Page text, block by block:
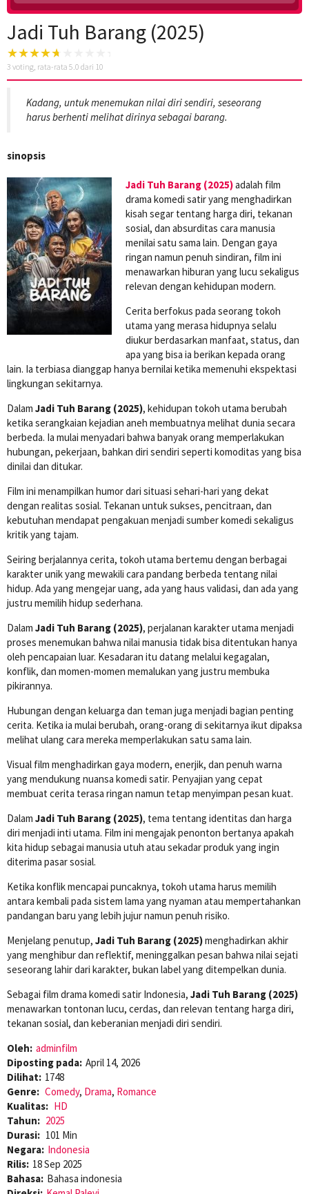
Jadi Tuh Barang (2025)
3 voting, rata-rata 5.0 dari 10
Kadang, untuk menemukan nilai diri sendiri, seseorang
harus berhenti melihat dirinya sebagai barang.
sinopsis
Jadi Tuh Barang (2025)adalah film
drama komedi satir yang menghadirkan
kisah segar tentang harga diri, tekanan
sosial, dan absurditas cara manusia
menilai satu sama lain. Dengan gaya
ringan namun penuh sindiran, film ini
menawarkan hiburan yang lucu sekaligus
relevan dengan kehidupan modern.
Cerita berfokus pada seorang tokoh
utama yang merasa hidupnya selalu
diukur berdasarkan manfaat, status, dan
apa yang bisa ia berikan kepada orang
lain. Ia terbiasa dianggap hanya bernilai ketika memenuhi ekspektasi
lingkungan sekitarnya.
Dalam Jadi Tuh Barang (2025), kehidupan tokoh utama berubah
ketika serangkaian kejadian aneh membuatnya melihat dunia secara
berbeda. Ia mulai menyadari bahwa banyak orang memperlakukan
hubungan, pekerjaan, bahkan diri sendiri seperti komoditas yang bisa
dinilai dan ditukar.
Film ini menampilkan humor dari situasi sehari-hari yang dekat
dengan realitas sosial. Tekanan untuk sukses, pencitraan, dan
kebutuhan mendapat pengakuan menjadi sumber komedi sekaligus
kritik yang tajam.
Seiring berjalannya cerita, tokoh utama bertemu dengan berbagai
karakter unik yang mewakili cara pandang berbeda tentang nilai
hidup. Ada yang mengejar uang, ada yang haus validasi, dan ada yang
justru memilih hidup sederhana.
Dalam Jadi Tuh Barang (2025), perjalanan karakter utama menjadi
proses menemukan bahwa nilai manusia tidak bisa ditentukan hanya
oleh pencapaian luar. Kesadaran itu datang melalui kegagalan,
konflik, dan momen-momen memalukan yang justru membuka
pikirannya.
Hubungan dengan keluarga dan teman juga menjadi bagian penting
cerita. Ketika ia mulai berubah, orang-orang di sekitarnya ikut dipaksa
melihat ulang cara mereka memperlakukan satu sama lain.
Visual film menghadirkan gaya modern, enerjik, dan penuh warna
yang mendukung nuansa komedi satir. Penyajian yang cepat
membuat cerita terasa ringan namun tetap menyimpan pesan kuat.
Dalam Jadi Tuh Barang (2025), tema tentang identitas dan harga
diri menjadi inti utama. Film ini mengajak penonton bertanya apakah
kita hidup sebagai manusia utuh atau sekadar produk yang ingin
diterima pasar sosial.
Ketika konflik mencapai puncaknya, tokoh utama harus memilih
antara kembali pada sistem lama yang nyaman atau mempertahankan
pandangan baru yang lebih jujur namun penuh risiko.
Menjelang penutup, Jadi Tuh Barang (2025)menghadirkan akhir
yang menghibur dan reflektif, meninggalkan pesan bahwa nilai sejati
seseorang lahir dari karakter, bukan label yang ditempelkan dunia.
Sebagai film drama komedi satir Indonesia, Jadi Tuh Barang (2025)
menawarkan tontonan lucu, cerdas, dan relevan tentang harga diri,
tekanan sosial, dan keberanian menjadi diri sendiri.
Oleh: adminfilm
Diposting pada: April 14, 2026
Dilihat: 1748
Genre: Comedy, Drama, Romance
Kualitas: HD
Tahun: 2025
Durasi: 101 Min
Negara: Indonesia
Rilis: 18 Sep 2025
Bahasa: Bahasa indonesia